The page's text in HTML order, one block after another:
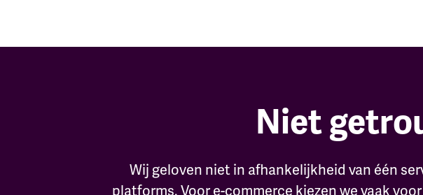
Niet
Wij geloven niet in afhankelijkheid van één
platforms. Voor e-commerce kiezen we vaak